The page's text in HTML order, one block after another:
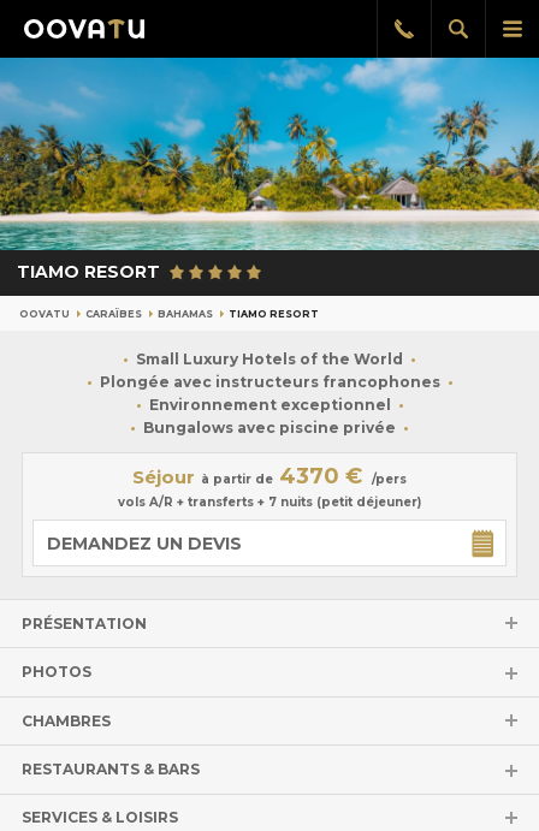
le
Afficher
la
Rappel
gratuit
TIAMO RESORT
OOVATU CARAÏBES BAHAMAS TIAMO RESORT
Small Luxury Hotels of the World
Plongée avec instructeurs francophones
Environnement exceptionnel
Bungalows avec piscine privée
Séjour à partir de 4370 €
/pers
vols A/R + transferts + 7 nuits (petit déjeuner)
DEMANDEZ UN DEVIS
PRÉSENTATION
PHOTOS
CHAMBRES
RESTAURANTS & BARS
SERVICES & LOISIRS